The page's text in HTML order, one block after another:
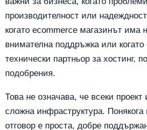
производителност или
когато ecommerce магазинът има
внимателна поддръжка или
технически партньор за хостинг,
подобрения.
Това не означава, че всеки
сложна инфраструктура. Понякога
отговор е проста, добре